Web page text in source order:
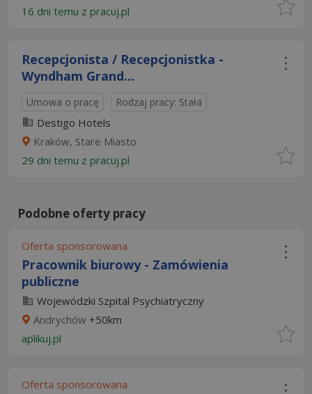
16 dni temu z pracuj.pl
Recepcjonista / Recepcjonistka -
Wyndham Grand...
Umowa o pracę Rodzaj pracy: Stała
Destigo Hotels
Kraków, Stare Miasto
29 dni temu z pracuj.pl
Podobne oferty pracy
Oferta sponsorowana
Pracownik biurowy - Zamówienia
publiczne
Wojewódzki Szpital Psychiatryczny
Andrychów +50km
aplikuj.pl
Oferta sponsorowana